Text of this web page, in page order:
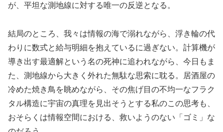
が、平坦な測地線に対する唯一の反逆となる。
結局のところ、我々は情報の海で溺れながら、浮き輪の代
わりに数式と給与明細を抱えているに過ぎない。計算機が
導き出す最適解という名の死神に追われながら、今日もま
た、測地線から大きく外れた無駄な思索に耽る。居酒屋の
冷めた焼き鳥を眺めながら、その焦げ目の不均一なフラク
タル構造に宇宙の真理を見出そうとする私のこの思考も、
おそらくは情報空間における、救いようのない「ゴミ」な